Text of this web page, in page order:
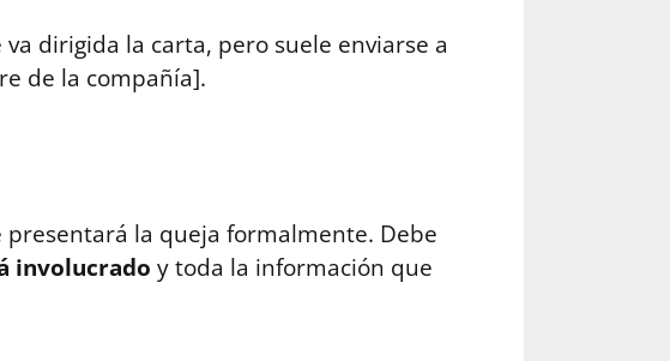
dirigida la carta, pero suele enviarse a
de la compañía].
presentará la queja formalmente. Debe
involucrado y toda la información que